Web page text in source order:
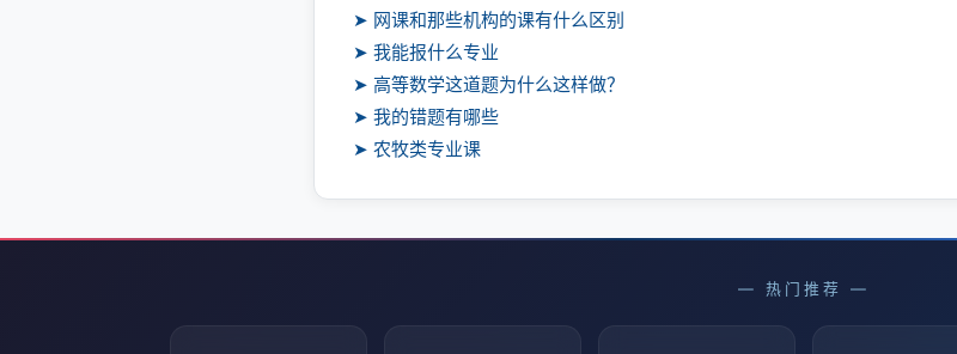
➤ 网课和那些机构的课有什么区别
➤ 我能报什么专业
➤ 高等数学这道题为什么这样做？
➤ 我的错题有哪些
➤ 农牧类专业课
— 热门推荐 —